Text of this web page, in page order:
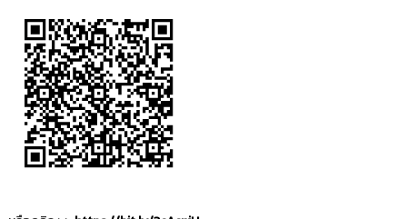
y
ค
ลั
ง
ข้
อ